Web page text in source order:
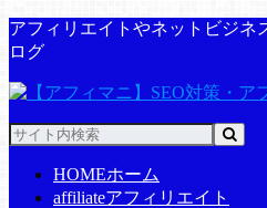
アフィリエイトやネットビジネ
ログ
HOMEホーム
affiliateアフィリエイト